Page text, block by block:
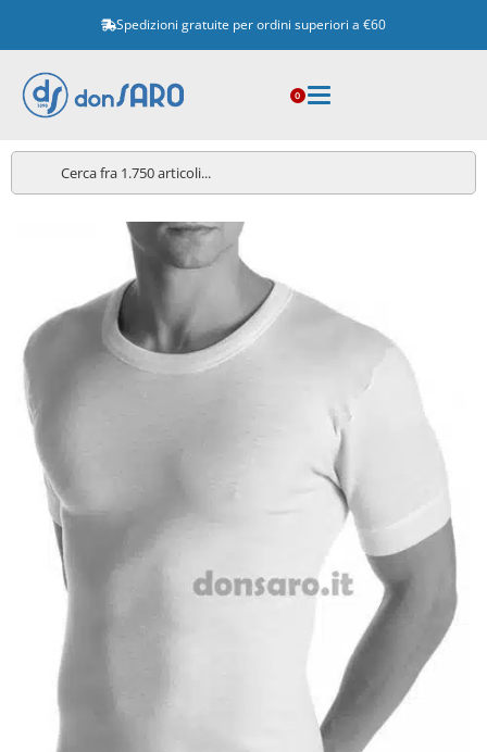
Spedizioni gratuite per ordini superiori a €60
0